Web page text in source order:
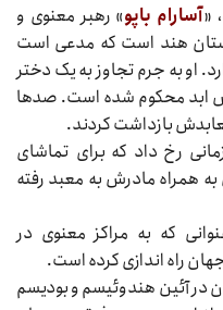
، «آسارام باپو» رهبر معنوی و
هند است که مدعی است
او به جرم تجاوز به یک دختر
میلادی به حبس ابد محکوم شده است. صدها
بازداشت کردند.
رخ داد که برای تماشای
همراه مادرش به معبد رفته
از ۲۳۰ آشرام (عنوانی که به مراکز معنوی در
راه اندازی کرده است.
در آئین هندوئیسم و بودیسم